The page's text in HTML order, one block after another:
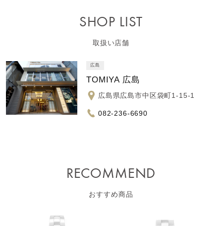
SHOP LIST
取扱い店舗
広島
TOMIYA 広島
広島県広島市中区袋町1-15-1
082-236-6690
RECOMMEND
おすすめ商品